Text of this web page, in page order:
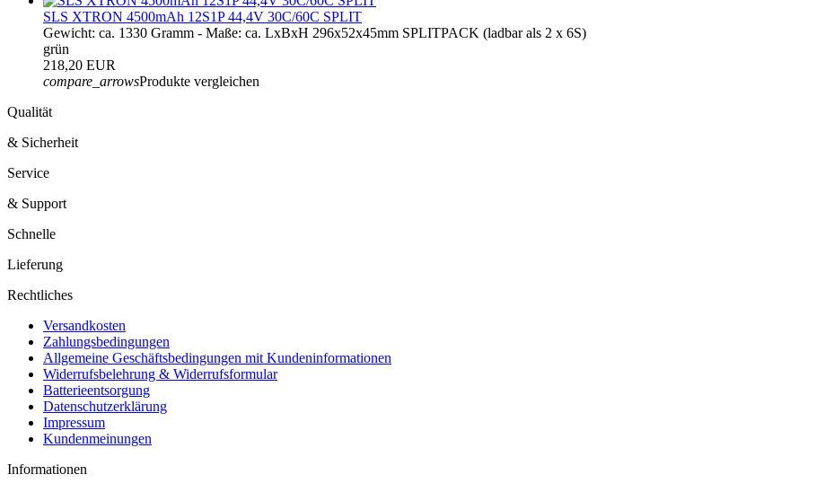
SLS XTRON 4500mAh 12S1P 44,4V 30C/60C SPLIT
Gewicht: ca. 1330 Gramm - Maße: ca. LxBxH 296x52x45mm SPLITPACK (ladbar als 2 x 6S)
grün
218,20 EUR
compare_arrowsProdukte vergleichen
Qualität
& Sicherheit
Service
& Support
Schnelle
Lieferung
Rechtliches
Versandkosten
Zahlungsbedingungen
Allgemeine Geschäftsbedingungen mit Kundeninformationen
Widerrufsbelehrung & Widerrufsformular
Batterieentsorgung
Datenschutzerklärung
Impressum
Kundenmeinungen
Informationen